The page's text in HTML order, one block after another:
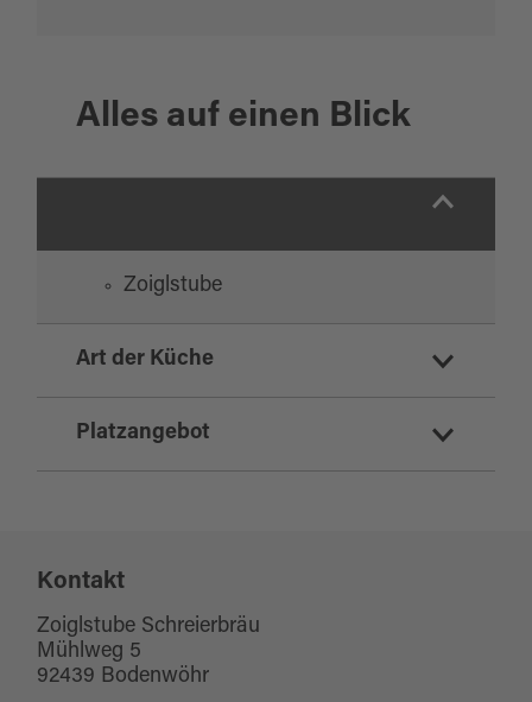
Alles auf einen Blick
Zoiglstube
Art der Küche
deutsch
regionale Küche
Platzangebot
Sitzplätze Außenbereich:
Kontakt
Zoiglstube Schreierbräu
Mühlweg 5
92439 Bodenwöhr